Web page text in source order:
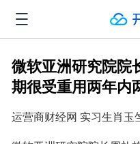
微软亚洲研究院院
期很受重用两年内
运营商财经网 实习生肖玉